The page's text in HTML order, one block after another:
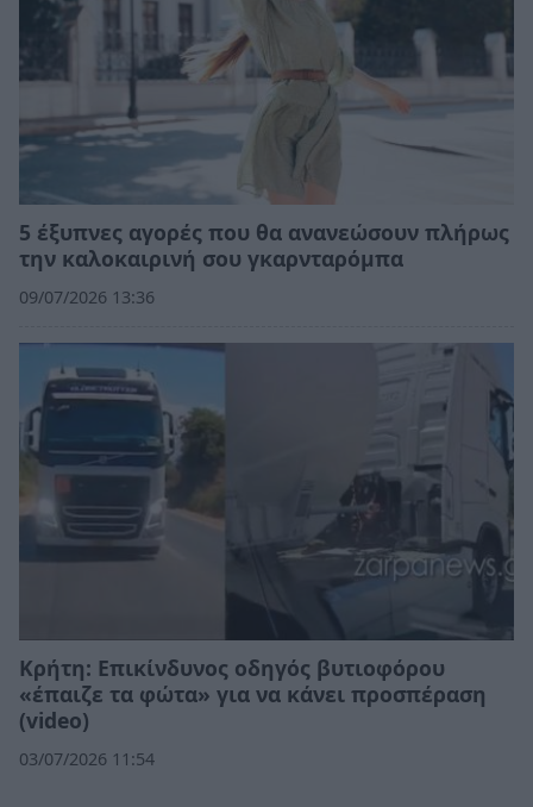
5 έξυπνες αγορές που θα ανανεώσουν πλήρως
την καλοκαιρινή σου γκαρνταρόμπα
09/07/2026 13:36
Κρήτη: Επικίνδυνος οδηγός βυτιοφόρου
«έπαιζε τα φώτα» για να κάνει προσπέραση
(video)
03/07/2026 11:54